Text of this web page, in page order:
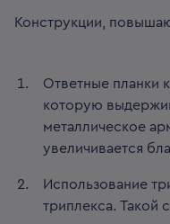
Конструкции,
Ответные планки
которую
металлическое
увеличивается
Использование
триплекса. Такой